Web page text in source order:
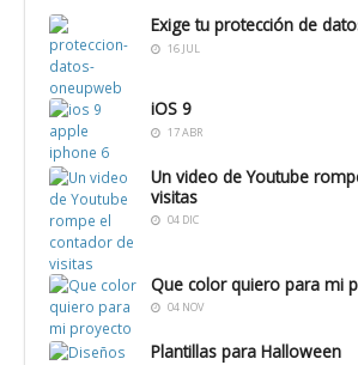
psicologia
Gago
NAVARCASA
Pagina web
NAVIGLI
Exige tu protección de
16 JUL
iOS 9
17 ABR
Un video de Youtube
visitas
04 DIC
Que color quiero para mi
04 NOV
Plantillas para Halloween